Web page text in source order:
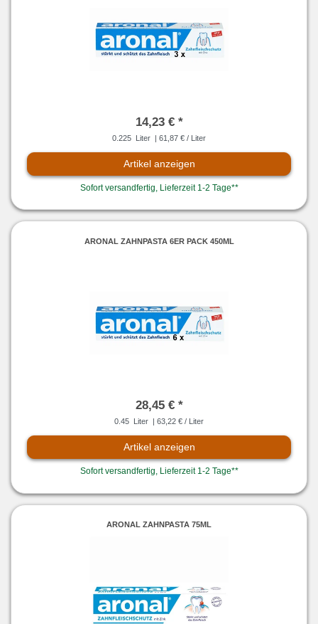
14,23 € *
0.225 Liter | 61,87 € / Liter
Artikel anzeigen
Sofort versandfertig, Lieferzeit 1-2 Tage**
ARONAL ZAHNPASTA 6ER PACK 450ML
28,45 € *
0.45 Liter | 63,22 € / Liter
Artikel anzeigen
Sofort versandfertig, Lieferzeit 1-2 Tage**
ARONAL ZAHNPASTA 75ML